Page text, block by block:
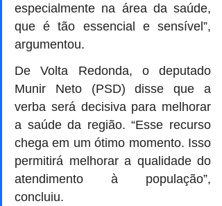
especialmente na área da saúde,
que é tão essencial e sensível”,
argumentou.
De Volta Redonda, o deputado
Munir Neto (PSD) disse que a
verba será decisiva para melhorar
a saúde da região. “Esse recurso
chega em um ótimo momento. Isso
permitirá melhorar a qualidade do
atendimento à população”,
concluiu.